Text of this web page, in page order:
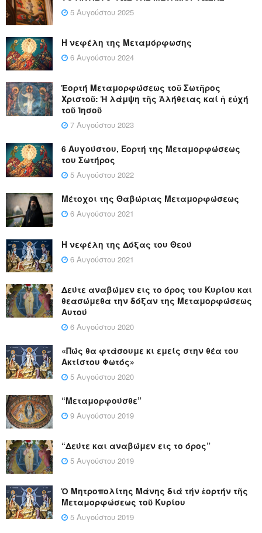
5 Αυγούστου 2025
Η νεφέλη της Μεταμόρφωσης
6 Αυγούστου 2024
Ἑορτή Μεταμορφώσεως τοῦ Σωτῆρος
Χριστοῦ: Ἡ λάμψη τῆς Ἀλήθειας καί ἡ εὐχή
τοῦ Ἰησοῦ
7 Αυγούστου 2023
6 Αυγούστου, Εορτή της Μεταμορφώσεως
του Σωτήρος
5 Αυγούστου 2022
Μέτοχοι της Θαβώριας Μεταμορφώσεως
6 Αυγούστου 2021
Η νεφέλη της Δόξας του Θεού
6 Αυγούστου 2021
Δεύτε αναβώμεν εις το όρος του Κυρίου και
θεασώμεθα την δόξαν της Μεταμορφώσεως
Αυτού
6 Αυγούστου 2020
«Πώς θα φτάσουμε κι εμείς στην θέα του
Ακτίστου Φωτός»
5 Αυγούστου 2020
“Μεταμορφούσθε”
9 Αυγούστου 2019
“Δεύτε και αναβώμεν εις το όρος”
5 Αυγούστου 2019
Ὁ Μητροπολίτης Μάνης διά τήν ἑορτήν τῆς
Μεταμορφώσεως τοῦ Κυρίου
5 Αυγούστου 2019